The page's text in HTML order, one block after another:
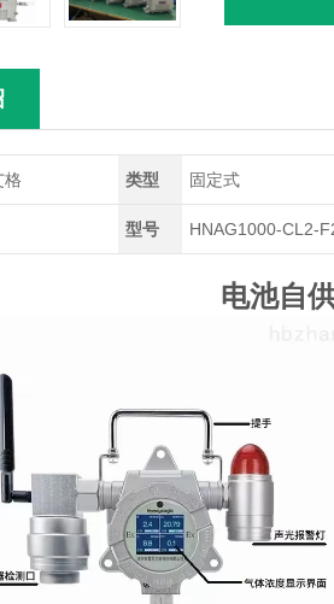
格 类型 固定式
型号 HNAG1000-CL2-
电池自